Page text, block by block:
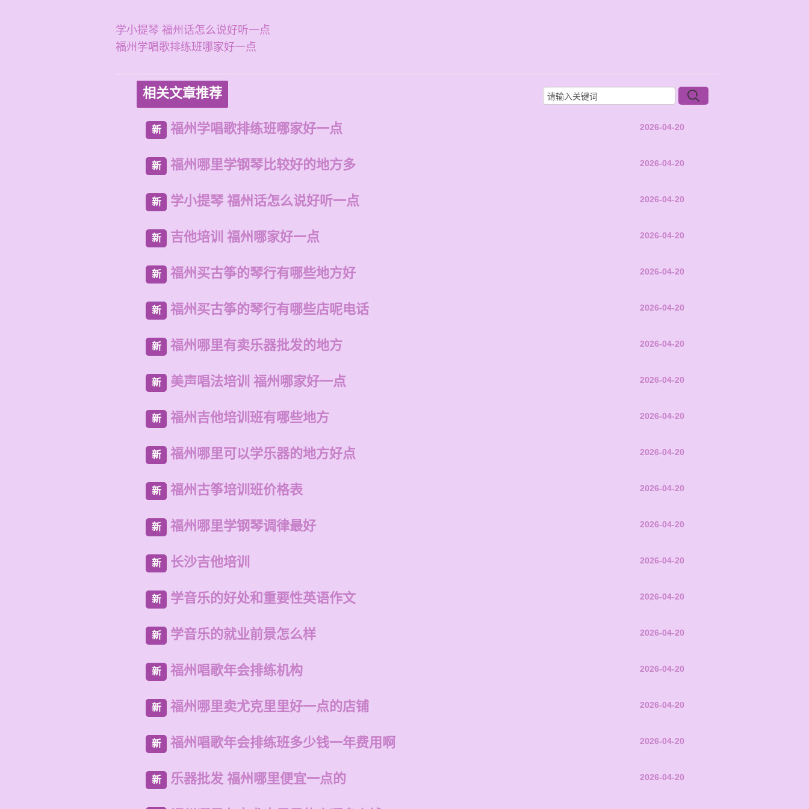
学小提琴 福州话怎么说好听一点
福州学唱歌排练班哪家好一点
相关文章推荐
新 福州学唱歌排练班哪家好一点 2026-04-20
新 福州哪里学钢琴比较好的地方多 2026-04-20
新 学小提琴 福州话怎么说好听一点 2026-04-20
新 吉他培训 福州哪家好一点 2026-04-20
新 福州买古筝的琴行有哪些地方好 2026-04-20
新 福州买古筝的琴行有哪些店呢电话 2026-04-20
新 福州哪里有卖乐器批发的地方 2026-04-20
新 美声唱法培训 福州哪家好一点 2026-04-20
新 福州吉他培训班有哪些地方 2026-04-20
新 福州哪里可以学乐器的地方好点 2026-04-20
新 福州古筝培训班价格表 2026-04-20
新 福州哪里学钢琴调律最好 2026-04-20
新 长沙吉他培训 2026-04-20
新 学音乐的好处和重要性英语作文 2026-04-20
新 学音乐的就业前景怎么样 2026-04-20
新 福州唱歌年会排练机构 2026-04-20
新 福州哪里卖尤克里里好一点的店铺 2026-04-20
新 福州唱歌年会排练班多少钱一年费用啊 2026-04-20
新 乐器批发 福州哪里便宜一点的 2026-04-20